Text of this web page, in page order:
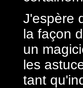
J'espère
la façon
un
les
tant